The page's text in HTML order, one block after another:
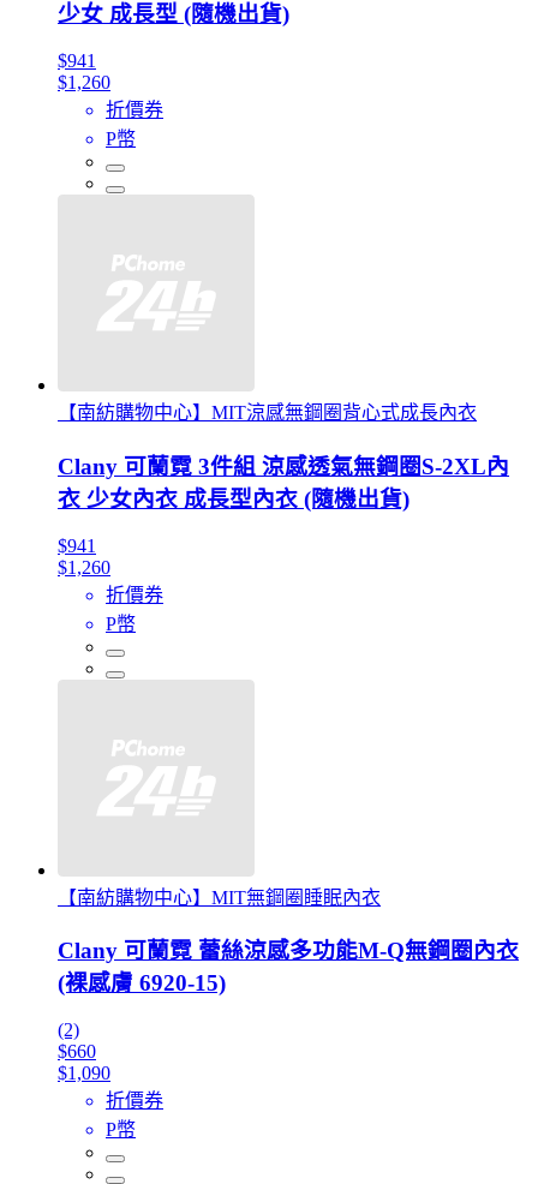
少女 成長型 (隨機出貨)
$941
$1,260
折價券
P幣
【南紡購物中心】MIT涼感無鋼圈背心式成長內衣
Clany 可蘭霓 3件組 涼感透氣無鋼圈S-2XL內
衣 少女內衣 成長型內衣 (隨機出貨)
$941
$1,260
折價券
P幣
【南紡購物中心】MIT無鋼圈睡眠內衣
Clany 可蘭霓 蕾絲涼感多功能M-Q無鋼圈內衣
(裸感膚 6920-15)
(2)
$660
$1,090
折價券
P幣